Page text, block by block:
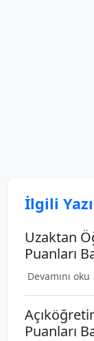
İlgili
Uzaktan
Puanları
Devamını oku
Puanları